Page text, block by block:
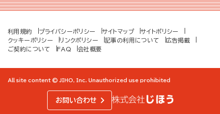
利用規約 プライバシーポリシー サイトマップ
サイトポリシー
クッキーポリシー
リンクポリシー 記事の利用について
広告掲載
ご契約について
FAQ 会社概要
All site content © JIHO, Inc. Unauthorized use prohibited
お問い合わせ